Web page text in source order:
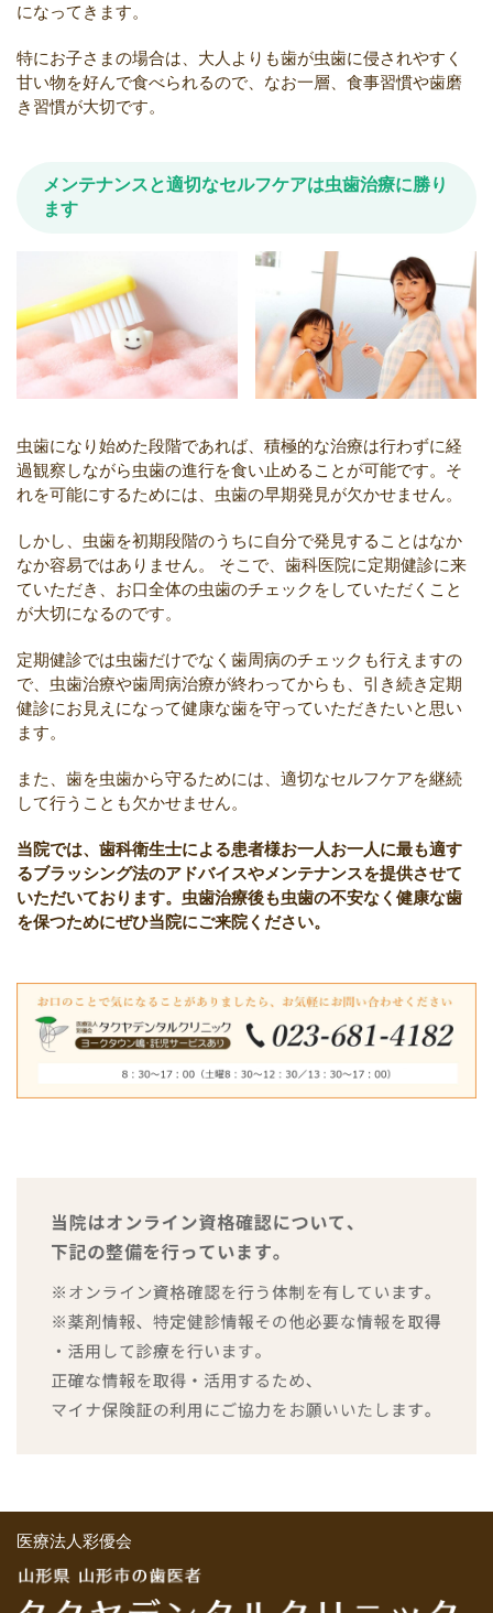
になってきます。
特にお子さまの場合は、大人よりも歯が虫歯に侵されやすく
甘い物を好んで食べられるので、なお一層、食事習慣や歯磨
き習慣が大切です。
メンテナンスと適切なセルフケアは虫歯治療に勝り
ます
虫歯になり始めた段階であれば、積極的な治療は行わずに経
過観察しながら虫歯の進行を食い止めることが可能です。そ
れを可能にするためには、虫歯の早期発見が欠かせません。
しかし、虫歯を初期段階のうちに自分で発見することはなか
なか容易ではありません。 そこで、歯科医院に定期健診に来
ていただき、お口全体の虫歯のチェックをしていただくこと
が大切になるのです。
定期健診では虫歯だけでなく歯周病のチェックも行えますの
で、虫歯治療や歯周病治療が終わってからも、引き続き定期
健診にお見えになって健康な歯を守っていただきたいと思い
ます。
また、歯を虫歯から守るためには、適切なセルフケアを継続
して行うことも欠かせません。
当院では、歯科衛生士による患者様お一人お一人に最も適す
るブラッシング法のアドバイスやメンテナンスを提供させて
いただいております。虫歯治療後も虫歯の不安なく健康な歯
を保つためにぜひ当院にご来院ください。
医療法人彩優会